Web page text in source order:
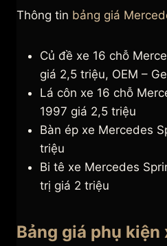
Thông tin bảng giá
Củ đề xe 16 chỗ
giá 2,5 triệu, OEM –
Lá côn xe 16 chỗ
1997 giá 2,5 triệu
Bàn ép xe Mercedes
triệu
Bi tê xe Mercedes
trị giá 2 triệu
Bảng giá phụ kiện